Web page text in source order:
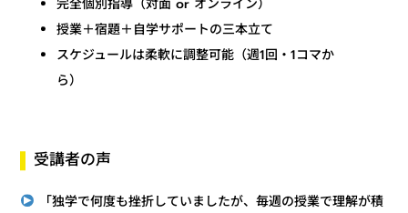
完全個別指導（対面 or オンライン）
授業＋宿題＋自学サポートの三本立て
スケジュールは柔軟に調整可能（週1回・1コマか
ら）
受講者の声
「独学で何度も挫折していましたが、毎週の授業で理解が積